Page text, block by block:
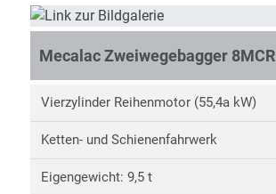
Mecalac Zweiwegebagger 8MCR
Vierzylinder Reihenmotor (55,4a kW)
Ketten- und Schienenfahrwerk
Eigengewicht: 9,5 t